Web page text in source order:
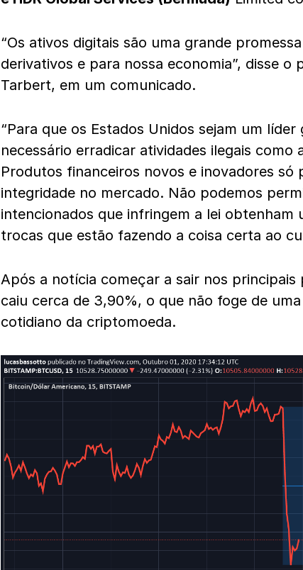
“Os ativos digitais são uma grande
derivativos e para nossa economia”, disse o
Tarbert, em um comunicado.
“Para que os Estados Unidos sejam um
necessário erradicar atividades ilegais como
Produtos financeiros novos e inovadores só
integridade no mercado. Não podemos
intencionados que infringem a lei obtenham
trocas que estão fazendo a coisa certa ao
Após a notícia começar a sair nos
caiu cerca de 3,90%, o que não foge de
cotidiano da criptomoeda.